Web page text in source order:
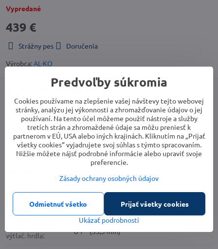
Vypredané
439 €
Strážny pes
Doručenia
Výrobca:AL-KO
Kategória: Domáce vodárne
Napätie /
frekvencia:
230 V
Príkon: 1400 W
Max. výtlak: 40 m (max 60 m)
Max. sacia hĺbka: 8 m
výtlač. hrdla:
G 1´´ (33,3 mm)
Predvoľby súkromia
Cookies používame na zlepšenie vašej návštevy tejto webovej
stránky, analýzu jej výkonnosti a zhromažďovanie údajov o jej
používaní. Na tento účel môžeme použiť nástroje a služby
tretích strán a zhromaždené údaje sa môžu preniesť k
partnerom v EÚ, USA alebo iných krajinách. Kliknutím na „Prijať
všetky cookies“ vyjadrujete svoj súhlas s týmto spracovaním.
Nižšie môžete nájsť podrobné informácie alebo upraviť svoje
preferencie.
Zásady ochrany osobných údajov
Ukázať podrobnosti
Prijať všetky cookies
Odmietnuť všetko